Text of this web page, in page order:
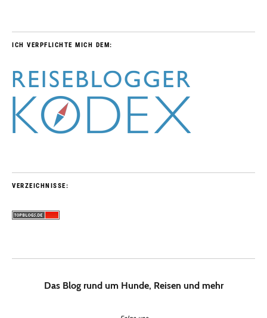
ICH VERPFLICHTE MICH DEM:
VERZEICHNISSE:
Das Blog rund um Hunde, Reisen und mehr